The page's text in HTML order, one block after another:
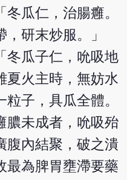
冬瓜仁，治腸癰。
研末炒服。」
冬瓜子仁，吮吸地
夏火主時，無妨水
子，具瓜全體。
膿未成者，吮吸殆
腹內結聚，破之潰
最為脾胃壅滯要藥